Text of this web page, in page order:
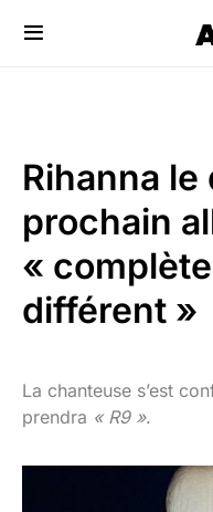
Rihanna le
prochain
«
différent »
La chanteuse s’est
prendra « R9 ».